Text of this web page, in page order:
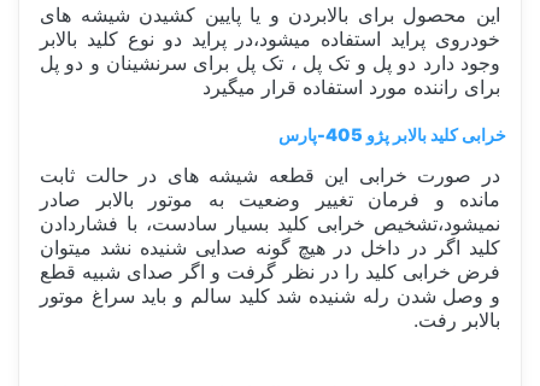
این محصول برای بالابردن و یا پایین کشیدن شیشه های
خودروی پراید استفاده میشود،در پراید دو نوع کلید بالابر
وجود دارد دو پل و تک پل ، تک پل برای سرنشینان و دو پل
برای راننده مورد استفاده قرار میگیرد
خرابی کلید بالابر پژو 405-پارس
در صورت خرابی این قطعه شیشه های در حالت ثابت
مانده و فرمان تغییر وضعیت به موتور بالابر صادر
نمیشود،تشخیص خرابی کلید بسیار سادست، با فشاردادن
کلید اگر در داخل در هیچ گونه صدایی شنیده نشد میتوان
فرض خرابی کلید را در نظر گرفت و اگر صدای شبیه قطع
و وصل شدن رله شنیده شد کلید سالم و باید سراغ موتور
بالابر رفت.